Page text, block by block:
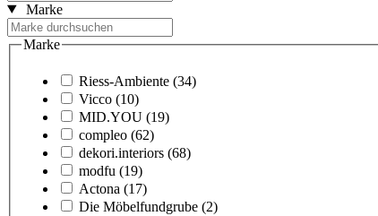
Marke
Marke
Riess-Ambiente (34)
Vicco (10)
MID.YOU (19)
compleo (62)
dekori.interiors (68)
modfu (19)
Actona (17)
Die Möbelfundgrube (2)